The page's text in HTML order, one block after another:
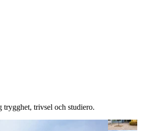
trygghet, trivsel och studiero.